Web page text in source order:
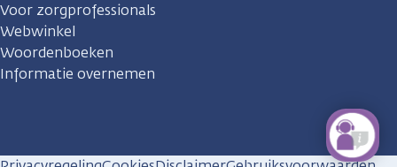
Voor zorgprofessionals
Webwinkel
Woordenboeken
Informatie overnemen